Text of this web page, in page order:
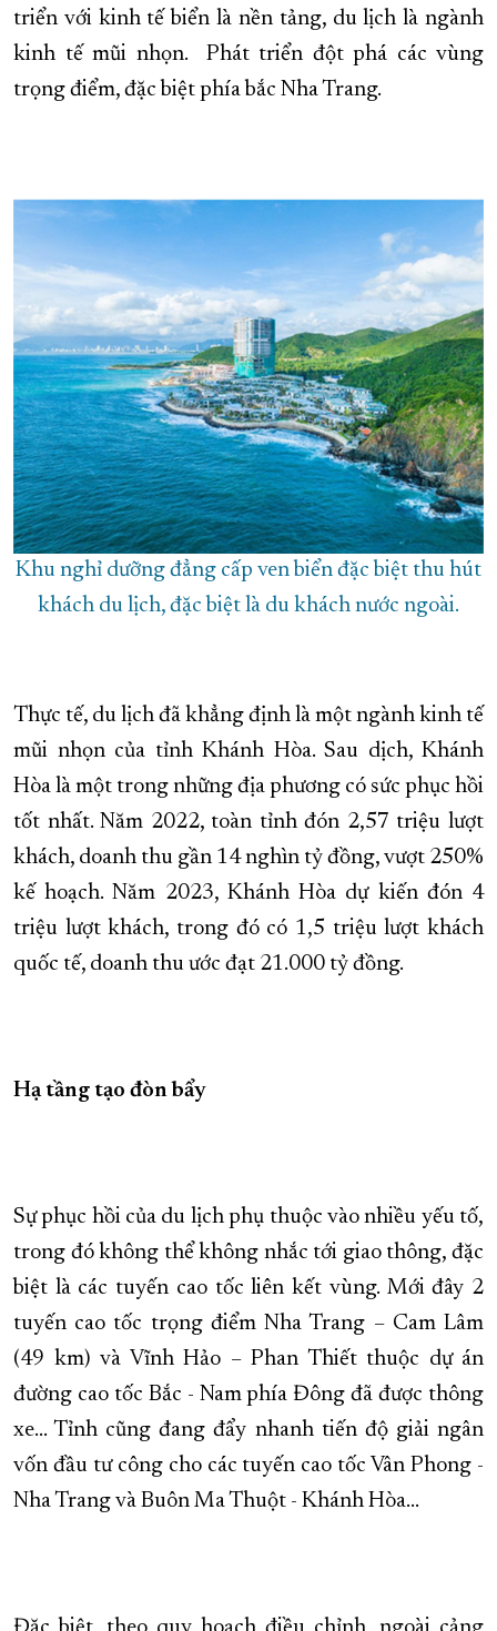
triển với kinh tế biển là nền tảng, du lịch là ngành
kinh tế mũi nhọn. Phát triển đột phá các vùng
trọng điểm, đặc biệt phía bắc Nha Trang.
Khu nghỉ dưỡng đẳng cấp ven biển đặc biệt thu hút
khách du lịch, đặc biệt là du khách nước ngoài.
Thực tế, du lịch đã khẳng định là một ngành kinh tế
mũi nhọn của tỉnh Khánh Hòa. Sau dịch, Khánh
Hòa là một trong những địa phương có sức phục hồi
tốt nhất. Năm 2022, toàn tỉnh đón 2,57 triệu lượt
khách, doanh thu gần 14 nghìn tỷ đồng, vượt 250%
kế hoạch. Năm 2023, Khánh Hòa dự kiến đón 4
triệu lượt khách, trong đó có 1,5 triệu lượt khách
quốc tế, doanh thu ước đạt 21.000 tỷ đồng.
Hạ tầng tạo đòn bẩy
Sự phục hồi của du lịch phụ thuộc vào nhiều yếu tố,
trong đó không thể không nhắc tới giao thông, đặc
biệt là các tuyến cao tốc liên kết vùng. Mới đây 2
tuyến cao tốc trọng điểm Nha Trang – Cam Lâm
(49 km) và Vĩnh Hảo – Phan Thiết thuộc dự án
đường cao tốc Bắc - Nam phía Đông đã được thông
xe… Tỉnh cũng đang đẩy nhanh tiến độ giải ngân
vốn đầu tư công cho các tuyến cao tốc Vân Phong -
Nha Trang và Buôn Ma Thuột - Khánh Hòa...